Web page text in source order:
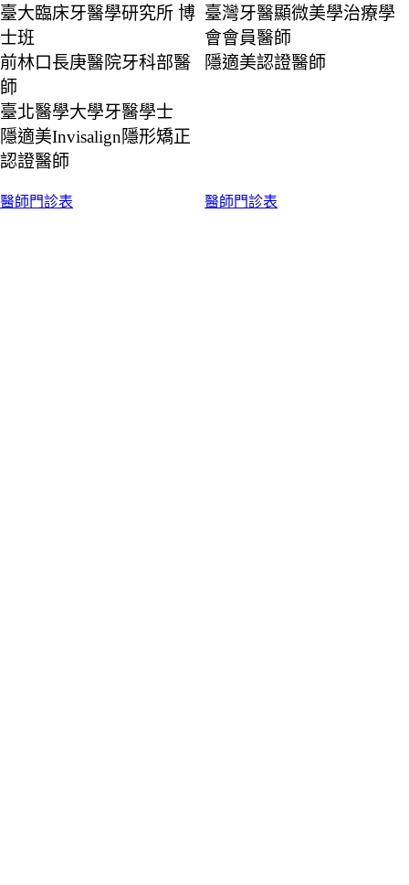
臺大臨床牙醫學研究所 博
士班
前林口長庚醫院牙科部醫
師
臺北醫學大學牙醫學士
隱適美Invisalign隱形矯正
認證醫師
臺灣牙醫顯微美學治療學
會會員醫師
隱適美認證醫師
醫師門診表 醫師門診表